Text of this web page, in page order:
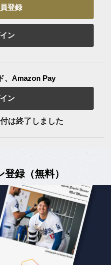
登録
ン
、Amazon Pay
ン
は終了しました
録（無料）